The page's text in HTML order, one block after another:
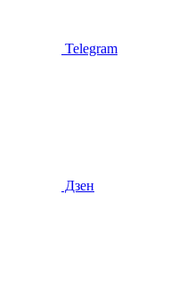
Telegram
Дзен